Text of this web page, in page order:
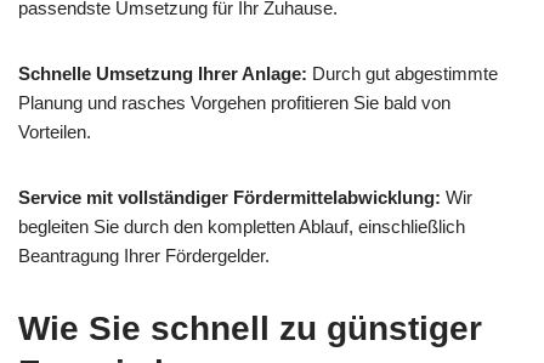
passendste Umsetzung für Ihr Zuhause.
Schnelle Umsetzung Ihrer Anlage: Durch gut abgestimmte
Planung und rasches Vorgehen profitieren Sie bald von
Vorteilen.
Service mit vollständiger Fördermittelabwicklung: Wir
begleiten Sie durch den kompletten Ablauf, einschließlich
Beantragung Ihrer Fördergelder.
Wie Sie schnell zu günstiger